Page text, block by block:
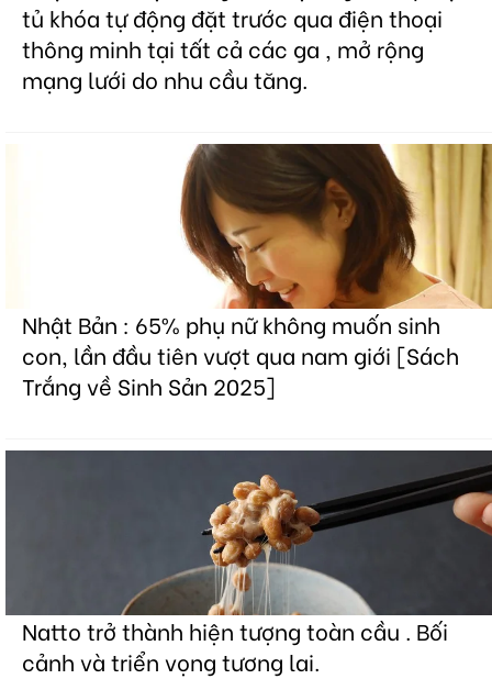
tủ khóa tự động đặt trước qua điện thoại
thông minh tại tất cả các ga , mở rộng
mạng lưới do nhu cầu tăng.
Nhật Bản : 65% phụ nữ không muốn sinh
con, lần đầu tiên vượt qua nam giới [Sách
Trắng về Sinh Sản 2025]
Natto trở thành hiện tượng toàn cầu . Bối
cảnh và triển vọng tương lai.